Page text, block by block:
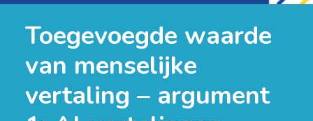
Toegevoegde waarde
van menselijke
vertaling – argument